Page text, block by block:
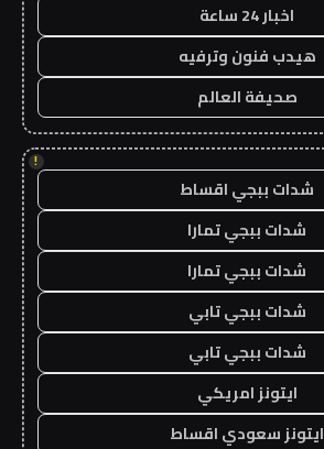
اخبار 24 ساعة
هيدب فنون وترفيه
صحيفة العالم
!
شدات ببجي اقساط
شدات ببجي تمارا
شدات ببجي تمارا
شدات ببجي تابي
شدات ببجي تابي
ايتونز امريكي
ايتونز سعودي اقساط